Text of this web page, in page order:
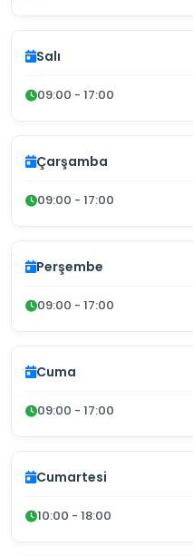
Salı
09:00 - 17:00
Çarşamba
09:00 - 17:00
Perşembe
09:00 - 17:00
Cuma
09:00 - 17:00
Cumartesi
10:00 - 18:00